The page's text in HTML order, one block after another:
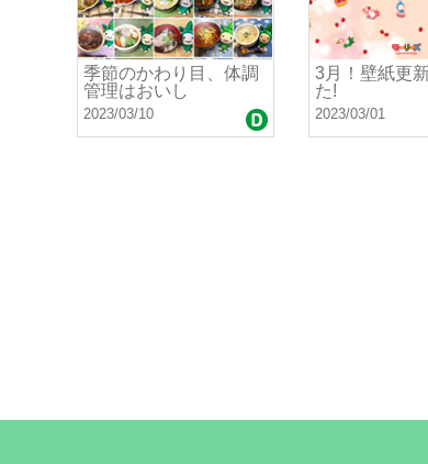
季節のかわり目、体調
管理はおいし
2023/03/10
3月！壁紙更
た!
2023/03/01